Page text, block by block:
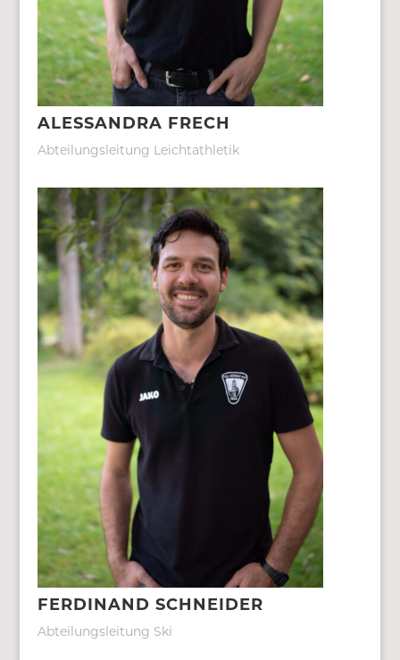
ALESSANDRA FRECH
Abteilungsleitung Leichtathletik
FERDINAND SCHNEIDER
Abteilungsleitung Ski